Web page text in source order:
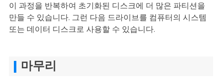
이 과정을 반복하여 초기화된 디스크에 더 많은 파티션을
만들 수 있습니다. 그런 다음 드라이브를 컴퓨터의 시스템
또는 데이터 디스크로 사용할 수 있습니다.
마무리